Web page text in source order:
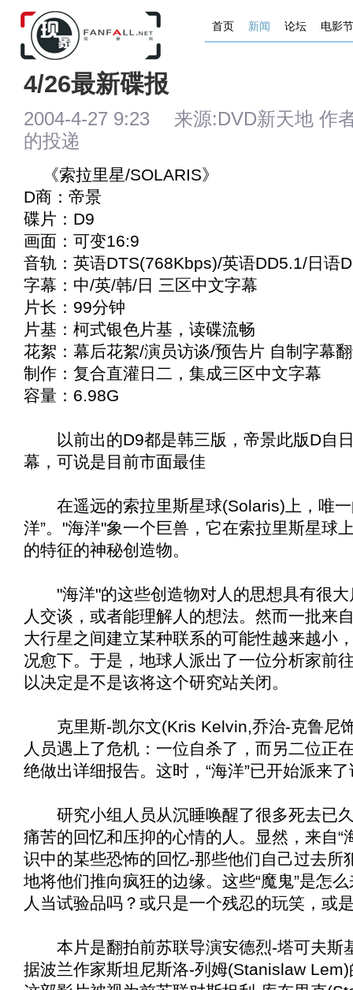
首页 新闻 论坛 电影节
4/26最新碟报
2004-4-27 9:23 来源:DVD新天地
的投递
《索拉里星/SOLARIS》
D商：帝景
碟片：D9
画面：可变16:9
音轨：英语DTS(768Kbps)/英语DD5.1/日语
字幕：中/英/韩/日 三区中文字幕
片长：99分钟
片基：柯式银色片基，读碟流畅
花絮：幕后花絮/演员访谈/预告片 自制字幕
制作：复合直灌日二，集成三区中文字幕
容量：6.98G
以前出的D9都是韩三版，帝景此版D自
幕，可说是目前市面最佳
在遥远的索拉里斯星球(Solaris)上，唯一
洋”。"海洋"象一个巨兽，它在索拉里斯星球
的特征的神秘创造物。
"海洋"的这些创造物对人的思想具有很大
人交谈，或者能理解人的想法。然而一批来
大行星之间建立某种联系的可能性越来越小
况愈下。于是，地球人派出了一位分析家前
以决定是不是该将这个研究站关闭。
克里斯-凯尔文(Kris Kelvin,乔治-克鲁尼
人员遇上了危机：一位自杀了，而另二位正
绝做出详细报告。这时，“海洋”已开始派来
研究小组人员从沉睡唤醒了很多死去已久
痛苦的回忆和压抑的心情的人。显然，来自“
识中的某些恐怖的回忆-那些他们自己过去所
地将他们推向疯狂的边缘。这些“魔鬼”是怎
人当试验品吗？或只是一个残忍的玩笑，或
本片是翻拍前苏联导演安德烈-塔可夫斯
据波兰作家斯坦尼斯洛-列姆(Stanislaw